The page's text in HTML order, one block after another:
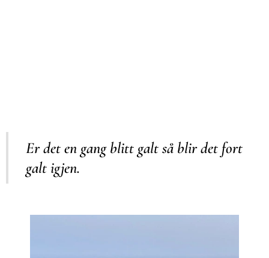
Er det en gang blitt galt så blir det fort
galt igjen.